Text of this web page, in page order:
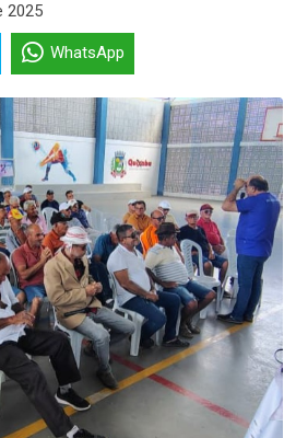
2025
WhatsApp